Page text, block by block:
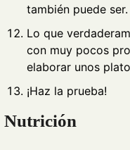
también puede ser.
Lo que
con muy pocos
elaborar unos
¡Haz la prueba!
Nutrición